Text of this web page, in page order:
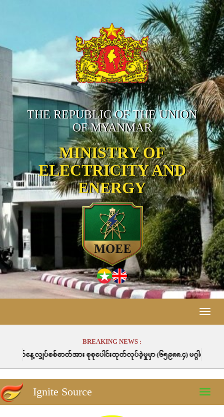
THE REPUBLIC OF THE UNION
OF MYANMAR
MINISTRY OF
ELECTRICITY AND
ENERGY
Toggle
BREAKING NEWS :
တ်အား စုစုပေါင်းထုတ်လုပ်ခဲ့မှုမှာ (၆၅၉၈၈.၄) မဂ္ဂါဝပ်နာရီဖြစ်ပါသည်။
Toggle
Ignite Source